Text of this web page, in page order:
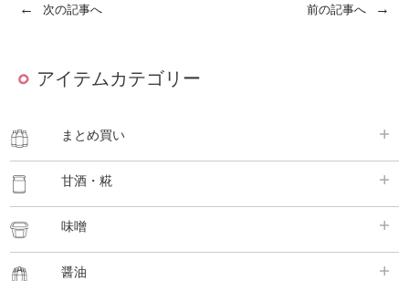
← 次の記事へ 前の記事へ →
アイテムカテゴリー
まとめ買い
甘酒・糀
味噌
醤油